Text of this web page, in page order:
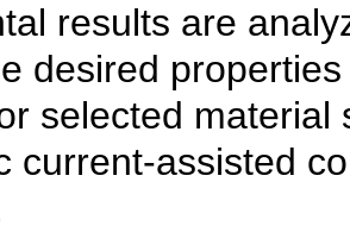
results are
desired
selected material
current-assisted